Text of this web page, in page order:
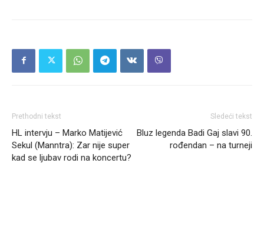
Prethodni tekst
HL intervju – Marko Matijević
Sekul (Manntra): Zar nije super
kad se ljubav rodi na koncertu?
Sledeći tekst
Bluz legenda Badi Gaj slavi 90.
rođendan – na turneji